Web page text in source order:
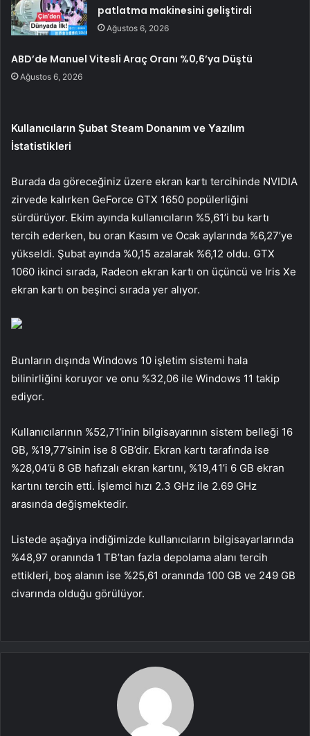
patlatma makinesini geliştirdi
Ağustos 6, 2026
ABD’de Manuel Vitesli Araç Oranı %0,6’ya Düştü
Ağustos 6, 2026
Kullanıcıların Şubat Steam Donanım ve Yazılım
İstatistikleri
Burada da göreceğiniz üzere ekran kartı tercihinde NVIDIA
zirvede kalırken GeForce GTX 1650 popülerliğini
sürdürüyor. Ekim ayında kullanıcıların %5,61’i bu kartı
tercih ederken, bu oran Kasım ve Ocak aylarında %6,27’ye
yükseldi. Şubat ayında %0,15 azalarak %6,12 oldu. GTX
1060 ikinci sırada, Radeon ekran kartı on üçüncü ve Iris Xe
ekran kartı on beşinci sırada yer alıyor.
Bunların dışında Windows 10 işletim sistemi hala
bilinirliğini koruyor ve onu %32,06 ile Windows 11 takip
ediyor.
Kullanıcılarının %52,71’inin bilgisayarının sistem belleği 16
GB, %19,77’sinin ise 8 GB’dir. Ekran kartı tarafında ise
%28,04’ü 8 GB hafızalı ekran kartını, %19,41’i 6 GB ekran
kartını tercih etti. İşlemci hızı 2.3 GHz ile 2.69 GHz
arasında değişmektedir.
Listede aşağıya indiğimizde kullanıcıların bilgisayarlarında
%48,97 oranında 1 TB’tan fazla depolama alanı tercih
ettikleri, boş alanın ise %25,61 oranında 100 GB ve 249 GB
civarında olduğu görülüyor.